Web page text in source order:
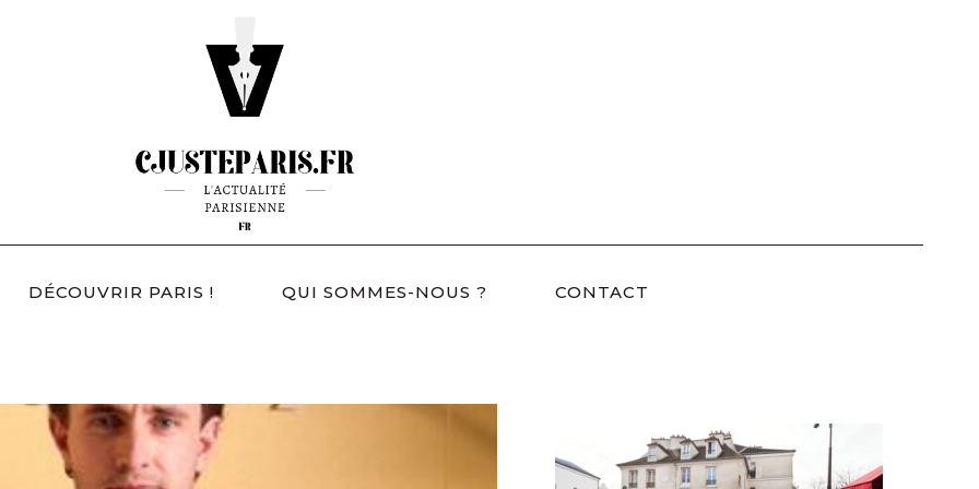
DÉCOUVRIR PARIS ! QUI SOMMES-NOUS ? CONTACT